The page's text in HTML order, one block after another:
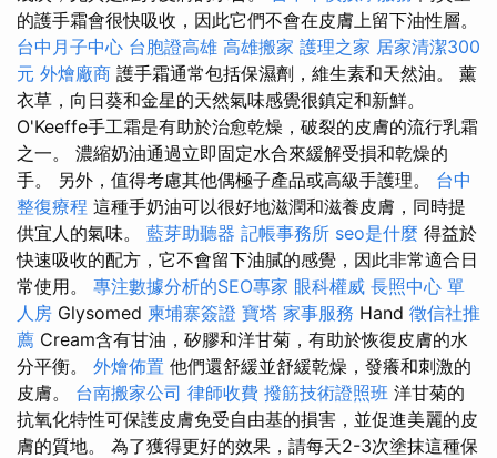
的護手霜會很快吸收，因此它們不會在皮膚上留下油性層。
台中月子中心 台胞證高雄 高雄搬家 護理之家 居家清潔300
元 外燴廠商 護手霜通常包括保濕劑，維生素和天然油。 薰
衣草，向日葵和金星的天然氣味感覺很鎮定和新鮮。
O'Keeffe手工霜是有助於治愈乾燥，破裂的皮膚的流行乳霜
之一。 濃縮奶油通過立即固定水合來緩解受損和乾燥的
手。 另外，值得考慮其他偶極子產品或高級手護理。 台中
整復療程 這種手奶油可以很好地滋潤和滋養皮膚，同時提
供宜人的氣味。 藍芽助聽器 記帳事務所 seo是什麼 得益於
快速吸收的配方，它不會留下油膩的感覺，因此非常適合日
常使用。 專注數據分析的SEO專家 眼科權威 長照中心 單
人房 Glysomed 柬埔寨簽證 寶塔 家事服務 Hand 徵信社推
薦 Cream含有甘油，矽膠和洋甘菊，有助於恢復皮膚的水
分平衡。 外燴佈置 他們還舒緩並舒緩乾燥，發癢和刺激的
皮膚。 台南搬家公司 律師收費 撥筋技術證照班 洋甘菊的
抗氧化特性可保護皮膚免受自由基的損害，並促進美麗的皮
膚的質地。 為了獲得更好的效果，請每天2-3次塗抹這種保